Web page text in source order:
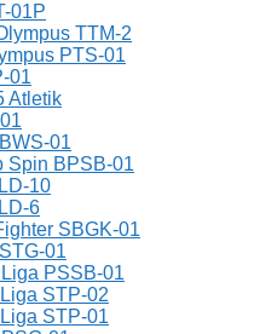
01P
TTM-2
PTS-01
01
Atletik
01
Spin BPSB-01
10
6
SBGK-01
01
PSSB-01
STP-02
STP-01